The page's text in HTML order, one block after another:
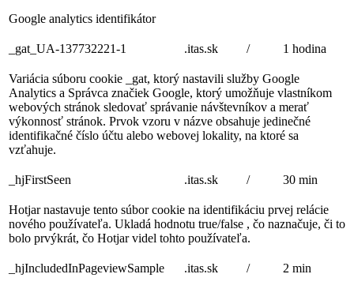
Google analytics identifikátor
_gat_UA-137732221-1 .itas.sk / 1 hodina
Variácia súboru cookie _gat, ktorý nastavili služby Google
Analytics a Správca značiek Google, ktorý umožňuje vlastníkom
webových stránok sledovať správanie návštevníkov a merať
výkonnosť stránok. Prvok vzoru v názve obsahuje jedinečné
identifikačné číslo účtu alebo webovej lokality, na ktoré sa
vzťahuje.
_hjFirstSeen .itas.sk / 30 min
Hotjar nastavuje tento súbor cookie na identifikáciu prvej relácie
nového používateľa. Ukladá hodnotu true/false , čo naznačuje, či to
bolo prvýkrát, čo Hotjar videl tohto používateľa.
_hjIncludedInPageviewSample .itas.sk / 2 min